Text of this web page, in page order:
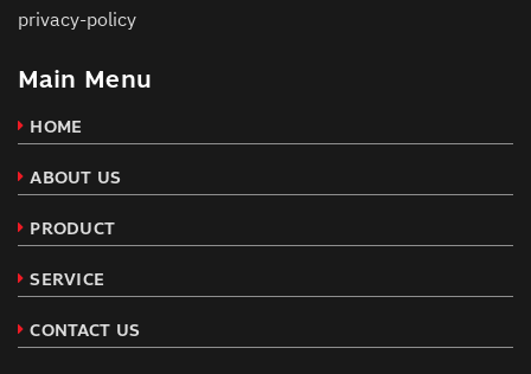
privacy-policy
Main Menu
HOME
ABOUT US
PRODUCT
SERVICE
CONTACT US